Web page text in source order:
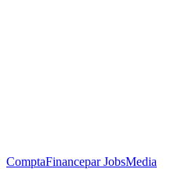
ComptaFinancepar JobsMedia